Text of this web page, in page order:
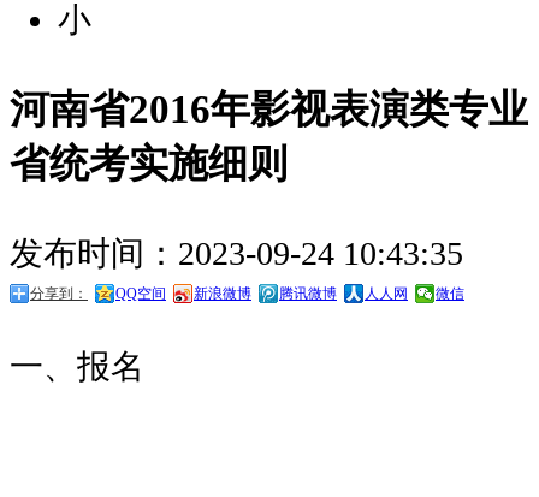
小
河南省2016年影视表演类专业
省统考实施细则
发布时间：2023-09-24 10:43:35
分享到： QQ空间 新浪微博 腾讯微博 人人网 微信
一、报名